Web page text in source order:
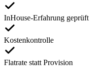
InHouse-Erfahrung geprüft
Kostenkontrolle
Flatrate statt Provision